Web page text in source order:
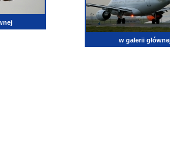
w galerii